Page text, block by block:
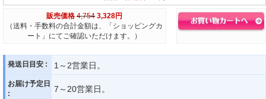
販売価格 4,754 3,328円
（送料・手数料の合計金額は、「ショッピングカ
ート」にてご確認いただけます。）
発送日目安 : 1～2営業日。
お届け予定日
:
7～20営業日。